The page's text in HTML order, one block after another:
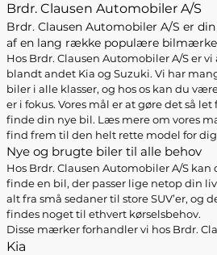
Brdr. Clausen Automobiler A/S
Brdr. Clausen Automobiler A/S er
af en lang række populære
Hos Brdr. Clausen Automobiler A/S er
blandt andet Kia og Suzuki. Vi har
biler i alle klasser, og hos os kan du
er i fokus. Vores mål er at gøre det så
finde din nye bil. Læs mere om vores
find frem til den helt rette model for
Nye og brugte biler til alle behov
Hos Brdr. Clausen Automobiler A/S
finde en bil, der passer lige netop din
alt fra små sedaner til store SUV’er, og
findes noget til ethvert kørselsbehov.
Disse mærker forhandler vi hos Brdr.
Kia